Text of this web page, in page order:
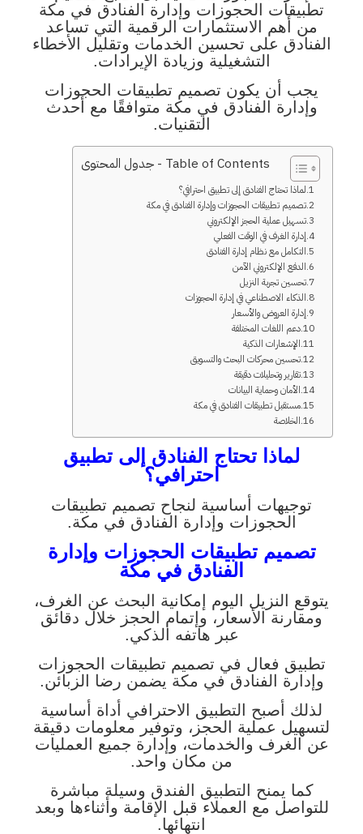
تطبيقات الحجوزات وإدارة الفنادق في مكة
من أهم الاستثمارات الرقمية التي تساعد
الفنادق على تحسين الخدمات وتقليل الأخطاء
التشغيلية وزيادة الإيرادات.
يجب أن يكون تصميم تطبيقات الحجوزات
وإدارة الفنادق في مكة متوافقًا مع أحدث
التقنيات.
Table of Contents - جدول المحتوى
لماذا تحتاج الفنادق إلى تطبيق احترافي؟
تصميم تطبيقات الحجوزات وإدارة الفنادق في مكة
تسهيل عملية الحجز الإلكتروني
إدارة الغرف في الوقت الفعلي
التكامل مع نظام إدارة الفنادق
الدفع الإلكتروني الآمن
تحسين تجربة النزيل
الذكاء الاصطناعي في إدارة الحجوزات
إدارة العروض والأسعار
دعم اللغات المختلفة
الإشعارات الذكية
تحسين محركات البحث والتسويق
تقارير وتحليلات دقيقة
الأمان وحماية البيانات
مستقبل تطبيقات الفنادق في مكة
الخلاصة
لماذا تحتاج الفنادق إلى تطبيق
احترافي؟
توجيهات أساسية لنجاح تصميم تطبيقات
الحجوزات وإدارة الفنادق في مكة.
تصميم تطبيقات الحجوزات وإدارة
الفنادق في مكة
يتوقع النزيل اليوم إمكانية البحث عن الغرف،
ومقارنة الأسعار، وإتمام الحجز خلال دقائق
عبر هاتفه الذكي.
تطبيق فعال في تصميم تطبيقات الحجوزات
وإدارة الفنادق في مكة يضمن رضا الزبائن.
لذلك أصبح التطبيق الاحترافي أداة أساسية
لتسهيل عملية الحجز، وتوفير معلومات دقيقة
عن الغرف والخدمات، وإدارة جميع العمليات
من مكان واحد.
كما يمنح التطبيق الفندق وسيلة مباشرة
للتواصل مع العملاء قبل الإقامة وأثناءها وبعد
انتهائها.